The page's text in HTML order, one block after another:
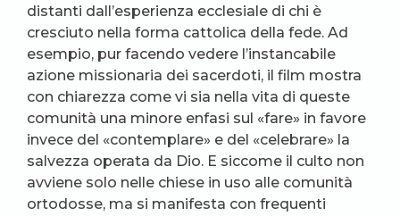
distanti dall’esperienza ecclesiale di chi è
cresciuto nella forma cattolica della fede. Ad
esempio, pur facendo vedere l’instancabile
azione missionaria dei sacerdoti, il film mostra
con chiarezza come vi sia nella vita di queste
comunità una minore enfasi sul «fare» in favore
invece del «contemplare» e del «celebrare» la
salvezza operata da Dio. E siccome il culto non
avviene solo nelle chiese in uso alle comunità
ortodosse, ma si manifesta con frequenti